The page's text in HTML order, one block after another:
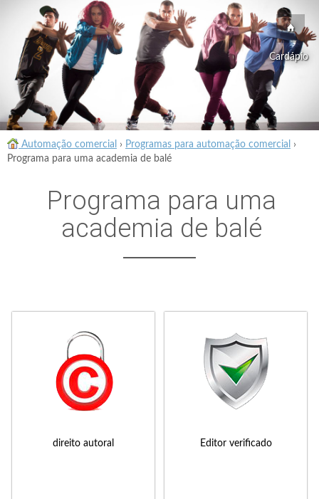
Cardápio
Automação comercial › Programas para automação comercial
›
Programa para uma academia de balé
Programa para uma
academia de balé
direito autoral Editor verificado